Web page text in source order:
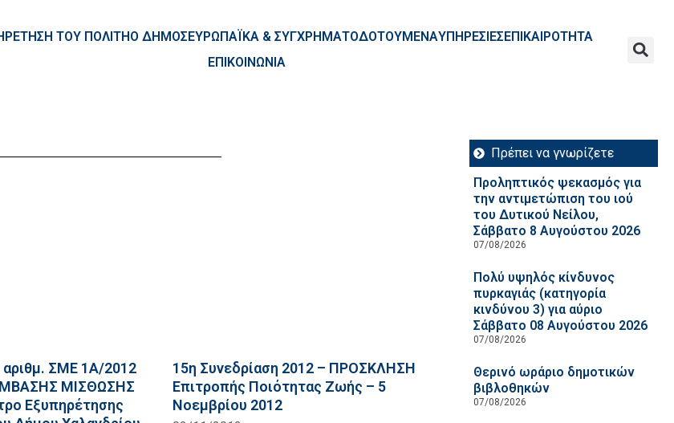
ΤΟΥ ΠΟΛΙΤΗΟ ΔΗΜΟΣΕΥΡΩΠΑΪΚΑ & ΣΥΓΧΡΗΜΑΤΟΔΟΤΟΥΜΕΝΑΥΠΗΡΕΣΙΕΣΕΠΙΚΑΙΡΟΤΗΤΑ
ΕΠΙΚΟΙΝΩΝΙΑ
ΣΜΕ 1A/2012
ΜΙΣΘΩΣΗΣ
Εξυπηρέτησης
15η Συνεδρίαση 2012 – ΠΡΟΣΚΛΗΣΗ
Επιτροπής Ποιότητας Ζωής – 5
Νοεμβρίου 2012
Πρέπει να γνωρίζετε
Προληπτικός ψεκασμός για
την αντιμετώπιση του ιού
του Δυτικού Νείλου,
Σάββατο 8 Αυγούστου 2026
07/08/2026
Πολύ υψηλός κίνδυνος
πυρκαγιάς (κατηγορία
κινδύνου 3) για αύριο
Σάββατο 08 Αυγούστου 2026
07/08/2026
Θερινό ωράριο δημοτικών
βιβλοθηκών
07/08/2026